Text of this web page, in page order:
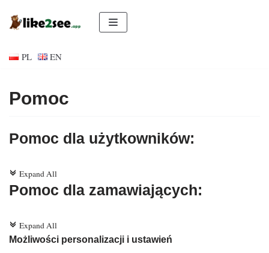
Przejdź
treści
PL EN
Pomoc
Pomoc dla użytkowników:
c Expand All
Pomoc dla zamawiających:
c Expand All
Możliwości personalizacji i ustawień